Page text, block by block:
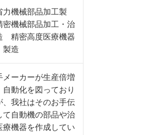
力機械部品加工製
機械部品加工・治
精密高度医療機器
製造
メーカーが生産倍増
自動化を図っており
、我社はそのお手伝
て自動機の部品や治
療機器を作成してい